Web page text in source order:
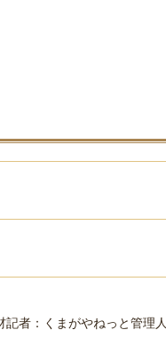
者：くまがやねっと管理人